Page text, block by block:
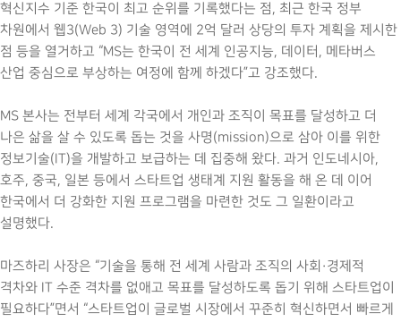
혁신지수 기준 한국이 최고 순위를 기록했다는 점, 최근 한국 정부
차원에서 웹3(Web 3) 기술 영역에 2억 달러 상당의 투자 계획을 제시한
점 등을 열거하고 “MS는 한국이 전 세계 인공지능, 데이터, 메타버스
산업 중심으로 부상하는 여정에 함께 하겠다”고 강조했다.
MS 본사는 전부터 세계 각국에서 개인과 조직이 목표를 달성하고 더
나은 삶을 살 수 있도록 돕는 것을 사명(mission)으로 삼아 이를 위한
정보기술(IT)을 개발하고 보급하는 데 집중해 왔다. 과거 인도네시아,
호주, 중국, 일본 등에서 스타트업 생태계 지원 활동을 해 온 데 이어
한국에서 더 강화한 지원 프로그램을 마련한 것도 그 일환이라고
설명했다.
마즈하리 사장은 “기술을 통해 전 세계 사람과 조직의 사회·경제적
격차와 IT 수준 격차를 없애고 목표를 달성하도록 돕기 위해 스타트업이
필요하다”면서 “스타트업이 글로벌 시장에서 꾸준히 혁신하면서 빠르게